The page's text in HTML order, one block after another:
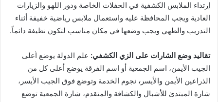
إرتداء الملابس الكشفية في الحفلات الخاصة ودور اللهو والزيارات
العادية ويجب المحافظة عليه واستعمال ملابس رياضية خفيفة أثناء
التدريب والطهي ويجب وضعها في مكان مناسب لتكون نظيفة دائماً.
تقاليد وضع الشارات على الزي الكشفي: علم الدولة يوضع أعلى
الجيب الأيمن، اسم الجمعية أو اسم الفرقة يوضع أعلى كل من
الذراعين الأيمن والأيسر ، نجوم الخدمة وتوضع فوق الجيب الأيسر،
شارة المبتدئ للأشبال والكشافة والمتقدم، شارة الجمعية توضع